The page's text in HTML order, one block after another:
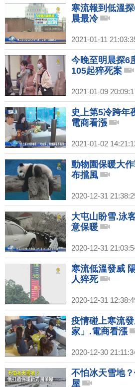
寒流報到低溫
晨最冷
2021-01-11
今晚至明晨探6
105起猝死案
2021-01-09
史上第5冷跨年
電商看漲
2021-01-02
動物園保暖大
布擋風
2020-12-31
大屯山盼雪.泳
意保暖
2020-12-31
寒流低溫發威
人猝死
2020-12-31
疫情碰上寒流
家」.電商看漲
2020-12-30
不怕冰天雪地
屋